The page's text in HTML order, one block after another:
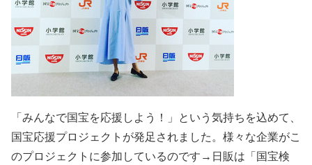
「みんなで国宝を応援しよう！」という気持ちを込めて、
国宝応援プロジェクトが発足されました。様々な企業がこ
のプロジェクトに参加しているのです→日販は「国宝検